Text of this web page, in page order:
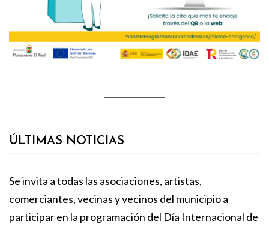
ÚLTIMAS NOTICIAS
Se invita a todas las asociaciones, artistas,
comerciantes, vecinas y vecinos del municipio a
participar en la programación del Día Internacional de